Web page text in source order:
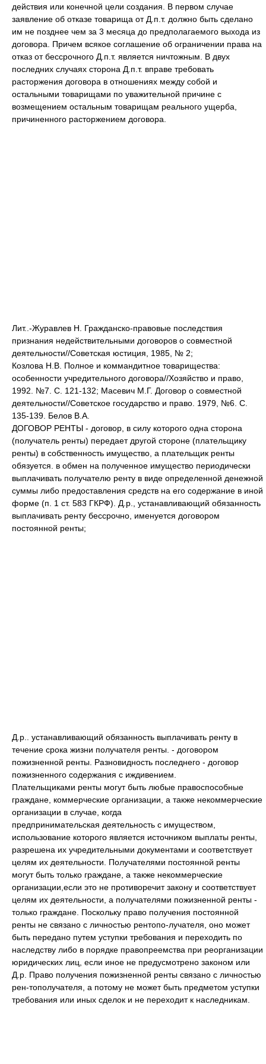
действия или конечной цели создания. В первом случае
заявление об отказе товарища от Д.п.т. должно быть сделано
им не позднее чем за 3 месяца до предполагаемого выхода из
договора. Причем всякое соглашение об ограничении права на
отказ от бессрочного Д.п.т. является ничтожным. В двух
последних случаях сторона Д.п.т. вправе требовать
расторжения договора в отношениях между собой и
остальными товарищами по уважительной причине с
возмещением остальным товарищам реального ущерба,
причиненного расторжением договора.
Лит..-Журавлев Н. Гражданско-правовые последствия
признания недействительными договоров о совместной
деятельности//Советская юстиция, 1985, № 2;
Козлова Н.В. Полное и коммандитное товарищества:
особенности учредительного договора//Хозяйство и право,
1992. №7. С. 121-132; Масевич М.Г. Договор о совместной
деятельности//Советское государство и право. 1979, №6. С.
135-139. Белов В.А.
ДОГОВОР РЕНТЫ - договор, в силу которого одна сторона
(получатель ренты) передает другой стороне (плательщику
ренты) в собственность имущество, а плательщик ренты
обязуется. в обмен на полученное имущество периодически
выплачивать получателю ренту в виде определенной денежной
суммы либо предоставления средств на его содержание в иной
форме (п. 1 ст. 583 ГКРФ). Д.р., устанавливающий обязанность
выплачивать ренту бессрочно, именуется договором
постоянной ренты;
Д.р.. устанавливающий обязанность выплачивать ренту в
течение срока жизни получателя ренты. - договором
пожизненной ренты. Разновидность последнего - договор
пожизненного содержания с иждивением.
Плательщиками ренты могут быть любые правоспособные
граждане, коммерческие организации, а также некоммерческие
организации в случае, когда
предпринимательская деятельность с имуществом,
использование которого является источником выплаты ренты,
разрешена их учредительными документами и соответствует
целям их деятельности. Получателями постоянной ренты
могут быть только граждане, а также некоммерческие
организации,если это не противоречит закону и соответствует
целям их деятельности, а получателями пожизненной ренты -
только граждане. Поскольку право получения постоянной
ренты не связано с личностью рентопо-лучателя, оно может
быть передано путем уступки требования и переходить по
наследству либо в порядке правопреемства при реорганизации
юридических лиц, если иное не предусмотрено законом или
Д.р. Право получения пожизненной ренты связано с личностью
рен-тополучателя, а потому не может быть предметом уступки
требования или иных сделок и не переходит к наследникам.